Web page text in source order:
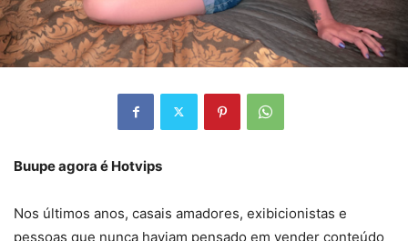
Buupe agora é Hotvips
Nos últimos anos, casais amadores, exibicionistas e
pessoas que nunca haviam pensado em vender conteúdo